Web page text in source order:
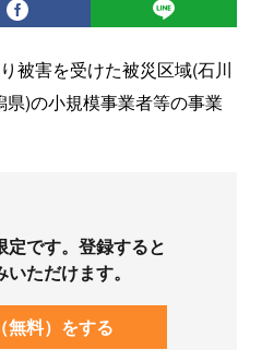
被害を受けた被災区域(石川
)の小規模事業者等の事業
定です。登録すると
ただけます。
無料）をする